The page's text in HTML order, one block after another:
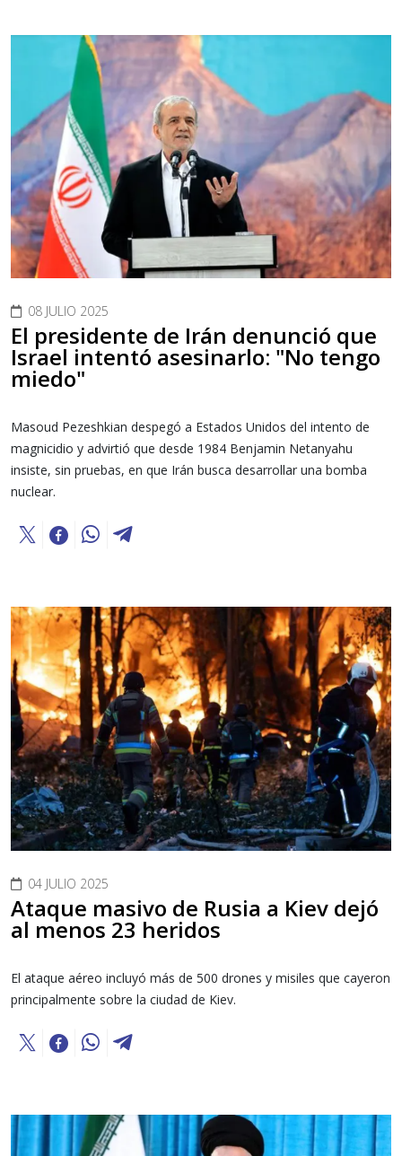
08 JULIO 2025
El presidente de Irán denunció que
Israel intentó asesinarlo: "No tengo
miedo"
Masoud Pezeshkian despegó a Estados Unidos del intento de
magnicidio y advirtió que desde 1984 Benjamin Netanyahu
insiste, sin pruebas, en que Irán busca desarrollar una bomba
nuclear.
04 JULIO 2025
Ataque masivo de Rusia a Kiev dejó
al menos 23 heridos
El ataque aéreo incluyó más de 500 drones y misiles que cayeron
principalmente sobre la ciudad de Kiev.